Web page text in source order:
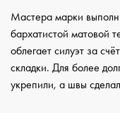
Мастера марки
бархатистой матовой
облегает силуэт за
складки. Для более
укрепили, а швы